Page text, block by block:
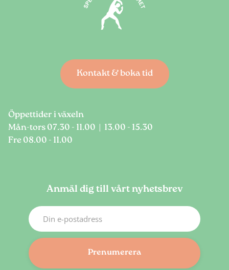
Kontakt & boka tid
Öppettider i växeln
Mån-tors 07.30 - 11.00 | 13.00 - 15.30
Fre 08.00 - 11.00
Anmäl dig till vårt nyhetsbrev